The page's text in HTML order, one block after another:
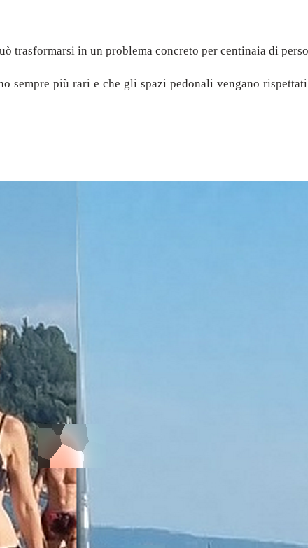
trasformarsi in un problema concreto per centinaia di
sempre più rari e che gli spazi pedonali vengano